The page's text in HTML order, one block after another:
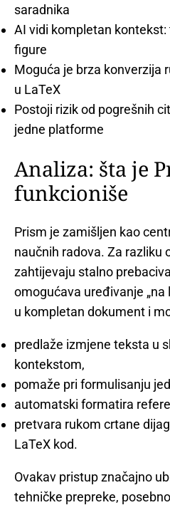
saradnika
AI vidi kompletan
figure
Moguća je brza konverzija
u LaTeX
Postoji rizik od pogrešnih
jedne platforme
Analiza: šta je
funkcioniše
Prism je zamišljen kao
naučnih radova. Za razliku
zahtijevaju stalno
omogućava uređivanje „na
u kompletan dokument i
predlaže izmjene teksta u
kontekstom,
pomaže pri formulisanju
automatski formatira
pretvara rukom crtane
LaTeX kod.
Ovakav pristup značajno
tehničke prepreke,